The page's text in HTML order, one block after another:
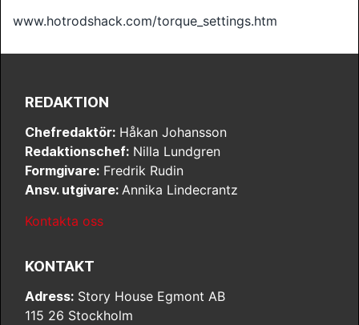
www.hotrodshack.com/torque_settings.htm
REDAKTION
Chefredaktör: Håkan Johansson
Redaktionschef: Nilla Lundgren
Formgivare: Fredrik Rudin
Ansv. utgivare: Annika Lindecrantz
Kontakta oss
KONTAKT
Adress: Story House Egmont AB
115 26 Stockholm